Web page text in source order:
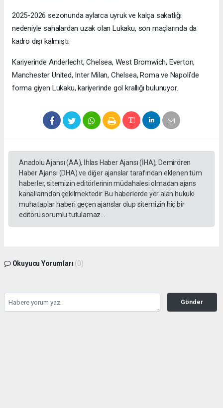
2025-2026 sezonunda aylarca uyruk ve kalça sakatlığı
nedeniyle sahalardan uzak olan Lukaku, son maçlarında da
kadro dışı kalmıştı.
Kariyerinde Anderlecht, Chelsea, West Bromwich, Everton,
Manchester United, Inter Milan, Chelsea, Roma ve Napoli’de
forma giyen Lukaku, kariyerinde gol krallığı bulunuyor.
Anadolu Ajansı (AA), İhlas Haber Ajansı (İHA), Demirören
Haber Ajansı (DHA) ve diğer ajanslar tarafından eklenen tüm
haberler, sitemizin editörlerinin müdahalesi olmadan ajans
kanallarından çekilmektedir. Bu haberlerde yer alan hukuki
muhataplar haberi geçen ajanslar olup sitemizin hiç bir
editörü sorumlu tutulamaz...
Okuyucu Yorumları (0)
Gönder